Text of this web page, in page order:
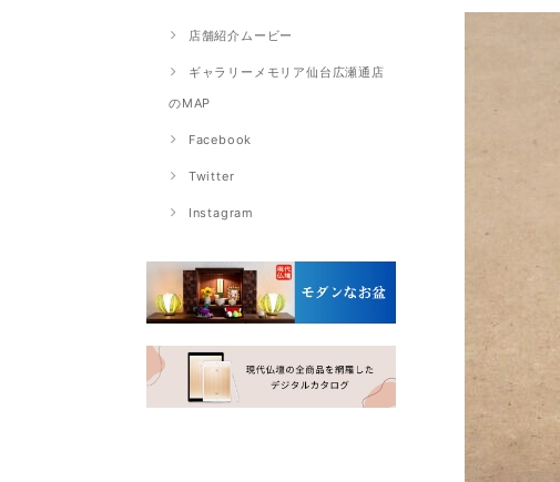
店舗紹介ムービー
ギャラリーメモリア仙台広瀬通店
のMAP
Facebook
Twitter
Instagram